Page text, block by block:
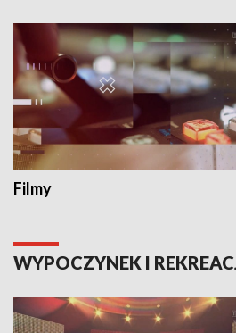
Filmy
WYPOCZYNEK I